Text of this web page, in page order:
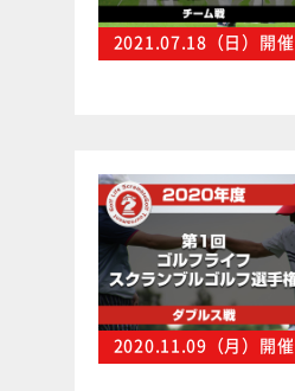
2021.07.18（日）開催
2020.11.09（月）開催